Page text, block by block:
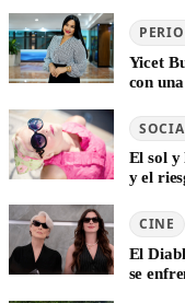
Yicet
con
El sol y
y el
CINE
El
se